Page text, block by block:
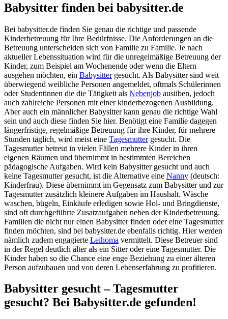
Babysitter finden bei babysitter.de
Bei babysitter.de finden Sie genau die richtige und passende
Kinderbetreuung für Ihre Bedürfnisse. Die Anforderungen an die
Betreuung unterscheiden sich von Familie zu Familie. Je nach
aktueller Lebenssituation wird für die unregelmäßige Betreuung der
Kinder, zum Beispiel am Wochenende oder wenn die Eltern
ausgehen möchten, ein Babysittergesucht. Als Babysitter sind weit
überwiegend weibliche Personen angemeldet, oftmals Schülerinnen
oder Studentinnen die die Tätigkeit als Nebenjob ausüben, jedoch
auch zahlreiche Personen mit einer kinderbezogenen Ausbildung.
Aber auch ein männlicher Babysitter kann genau die richtige Wahl
sein und auch diese finden Sie hier. Benötigt eine Familie dagegen
längerfristige, regelmäßige Betreuung für ihre Kinder, für mehrere
Stunden täglich, wird meist eine Tagesmuttergesucht. Die
Tagesmutter betreut in vielen Fällen mehrere Kinder in ihren
eigenen Räumen und übernimmt in bestimmten Bereichen
pädagogische Aufgaben. Wird kein Babysitter gesucht und auch
keine Tagesmutter gesucht, ist die Alternative eine Nanny (deutsch:
Kinderfrau). Diese übernimmt im Gegensatz zum Babysitter und zur
Tagesmutter zusätzlich kleinere Aufgaben im Haushalt. Wäsche
waschen, bügeln, Einkäufe erledigen sowie Hol- und Bringdienste,
sind oft durchgeführte Zusatzaufgaben neben der Kinderbetreuung.
Familien die nicht nur einen Babysitter finden oder eine Tagesmutter
finden möchten, sind bei babysitter.de ebenfalls richtig. Hier werden
nämlich zudem engagierte Leihoma vermittelt. Diese Betreuer sind
in der Regel deutlich älter als ein Sitter oder eine Tagesmutter. Die
Kinder haben so die Chance eine enge Beziehung zu einer älteren
Person aufzubauen und von deren Lebenserfahrung zu profitieren.
Babysitter gesucht – Tagesmutter
gesucht? Bei Babysitter.de gefunden!